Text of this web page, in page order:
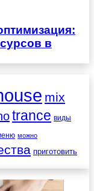
в
mix
trance виды
можно
приготовить